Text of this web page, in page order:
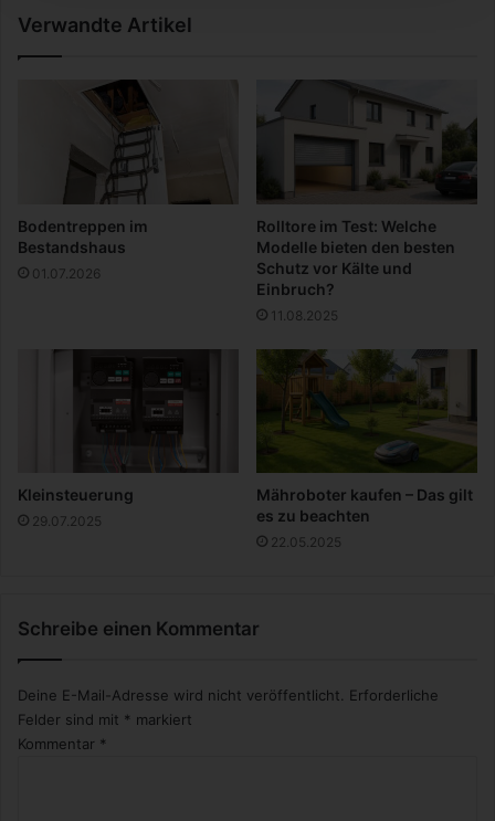
n
l
-
d
a
o
n
a
Verwandte Artikel
Bodentreppen im
Bestandshaus
01.07.2026
Rolltore im Test: Welche
Modelle bieten den besten
Schutz vor Kälte und
Einbruch?
11.08.2025
Kleinsteuerung
29.07.2025
Mähroboter kaufen – Das gilt
es zu beachten
22.05.2025
Schreibe einen Kommentar
Deine E-Mail-Adresse wird nicht veröffentlicht. Erforderliche
Felder sind mit * markiert
Kommentar *